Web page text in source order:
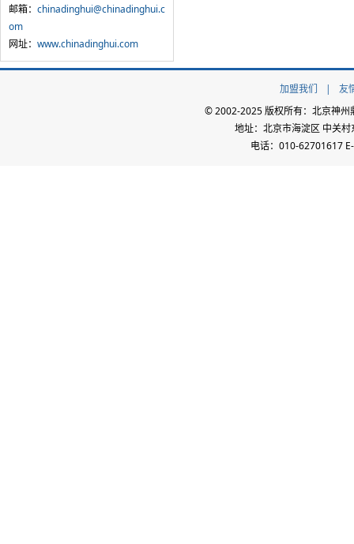
邮箱： chinadinghui@chinadinghui.c
om
网址： www.chinadinghui.com
加盟我们 |
友
© 2002-2025 版权所有：北京神
地址：北京市海淀区 中关
电话：010-62701617